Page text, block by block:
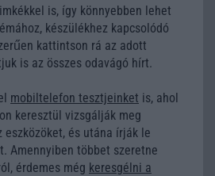
is, így könnyebben lehet
készülékhez kapcsolódó
kattintson rá az adott
is az összes odavágó hírt.
mobiltelefon tesztjeinket is, ahol
keresztül vizsgálják meg
és utána írják le
Amennyiben többet szeretne
érdemes még keresgélni a